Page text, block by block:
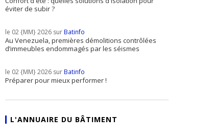
éviter de subir ?
le 02 {MM} 2026 surBatinfo
Au Venezuela, premières démolitions contrôlées
d’immeubles endommagés par les séismes
le 02 {MM} 2026 surBatinfo
Préparer pour mieux performer !
L'ANNUAIRE DU BÂTIMENT